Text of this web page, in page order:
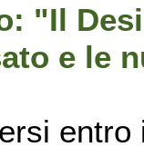
"Il
e le